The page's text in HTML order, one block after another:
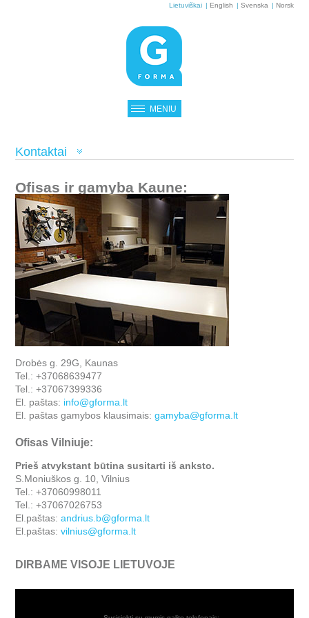
Lietuviškai English Svenska Norsk
MENIU
Kontaktai
Ofisas ir gamyba Kaune:
Drobės g. 29G, Kaunas
Tel.: +37068639477
Tel.: +37067399336
El. paštas: info@gforma.lt
El. paštas gamybos klausimais:gamyba@gforma.lt
Ofisas Vilniuje:
Prieš atvykstant būtina susitarti iš anksto.
S.Moniuškos g. 10, Vilnius
Tel.: +37060998011
Tel.: +37067026753
El.paštas:andrius.b@gforma.lt
El.paštas:vilnius@gforma.lt
DIRBAME VISOJE LIETUVOJE